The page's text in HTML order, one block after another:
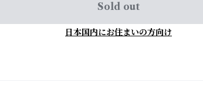
Sold out
日本国内にお住まいの方向け